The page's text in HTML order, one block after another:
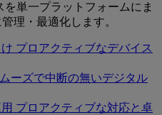
単一プラットフォームにま
理・最適化します。
プロアクティブなデバイス
ーズで中断の無いデジタル
プロアクティブな対応と卓